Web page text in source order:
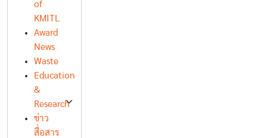
of
KMITL
Award
News
Waste
Education
&
Research
ข่าว
สื่อสาร